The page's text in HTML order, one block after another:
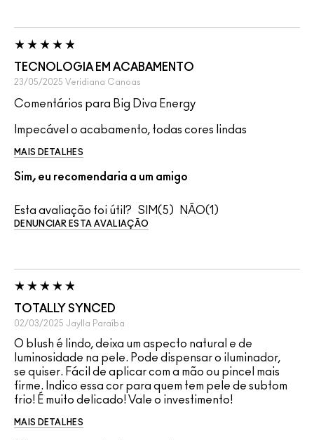
TECNOLOGIA EM ACABAMENTO
23/05/2025 Veridiana Canoas
Comentários para Big Diva Energy
Impecável o acabamento, todas cores lindas
MAIS DETALHES
Sim, eu recomendaria a um amigo
Esta avaliação foi útil? 5 1
DENUNCIAR ESTA AVALIAÇÃO
TOTALLY SYNCED
02/03/2025 Jaylla Paraíba
O blush é lindo, deixa um aspecto natural e de
luminosidade na pele. Pode dispensar o iluminador,
se quiser. Fácil de aplicar com a mão ou pincel mais
firme. Indico essa cor para quem tem pele de subtom
frio! É muito delicado! Vale o investimento!
MAIS DETALHES